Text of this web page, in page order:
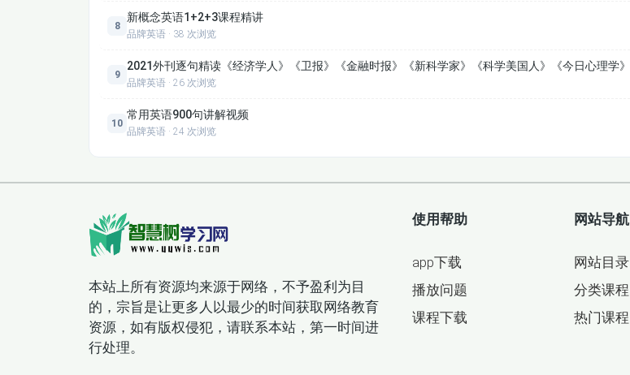
8
新概念英语1+2+3课程精讲
品牌英语 · 38 次浏览
9
2021外刊逐句精读《经济学人》《卫报》《金融时报》《新科学家》《科学美国人》《今日心理学》
品牌英语 · 26 次浏览
10
常用英语900句讲解视频
品牌英语 · 24 次浏览
本站上所有资源均来源于网络，不予盈利为目
的，宗旨是让更多人以最少的时间获取网络教育
资源，如有版权侵犯，请联系本站，第一时间进
行处理。
使用帮助
app下载
播放问题
课程下载
网站导航
网站目录
分类课程
热门课程